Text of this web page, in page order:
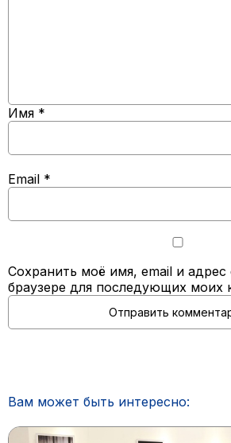
Имя *
Email *
Сохранить моё имя, email и адрес
браузере для последующих моих
Вам может быть интересно: